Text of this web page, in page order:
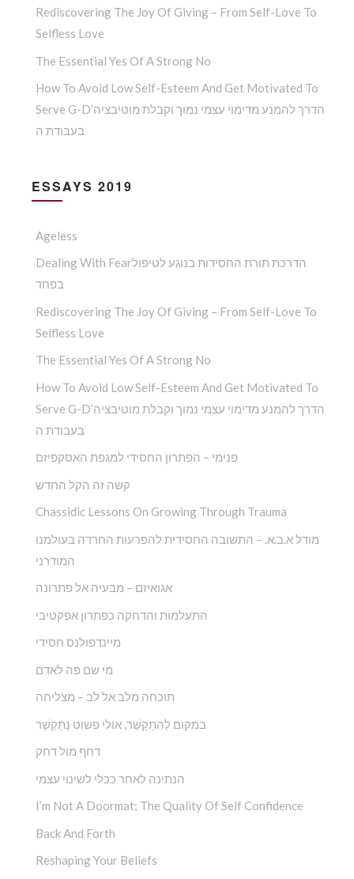
Rediscovering The Joy Of Giving – From Self-Love To
Selfless Love
The Essential Yes Of A Strong No
How To Avoid Low Self-Esteem And Get Motivated To
Serve G-D’הדרך להמנע מדימוי עצמי נמוך וקבלת מוטיבציה
בעבודת ה
ESSAYS 2019
Ageless
Dealing With Fearהדרכת תורת החסידות בנוגע לטיפול
בפחד
Rediscovering The Joy Of Giving – From Self-Love To
Selfless Love
The Essential Yes Of A Strong No
How To Avoid Low Self-Esteem And Get Motivated To
Serve G-D’הדרך להמנע מדימוי עצמי נמוך וקבלת מוטיבציה
בעבודת ה
פנימי – הפתרון החסידי למגפת האסקפיזם
קשה זה הקל החדש
Chassidic Lessons On Growing Through Trauma
מודל א.ב.א. – התשובה החסידית להפרעות החרדה בעולמנו
המודרני
אגואיזם – מבעיה אל פתרונה
התעלמות והדחקה כפתרון אפקטיבי
מיינדפולנס חסידי
מי שם פה לאדם
תוכחה מלב אל לב – מצליחה
במקום לְהִתְקַשֵׁ‏‏‏‏‏‏‏‏‏‏‏‏‏‏‏‏‏‏‏‏‏‏‏‏‏ר, אולי פשוט נְתַקְשֵׁר
דחף מול דחק
הנתינה לאחר ככלי לשינוי עצמי
I’m Not A Doormat; The Quality Of Self Confidence
Back And Forth
Reshaping Your Beliefs